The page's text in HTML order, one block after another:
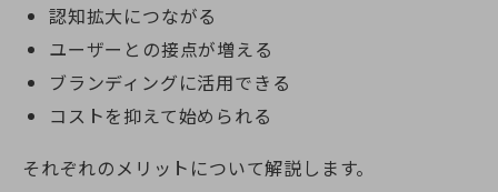
認知拡大につながる
ユーザーとの接点が増える
ブランディングに活用できる
コストを抑えて始められる
それぞれのメリットについて解説します。